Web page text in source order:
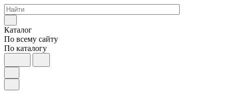
Каталог
По всему сайту
По каталогу